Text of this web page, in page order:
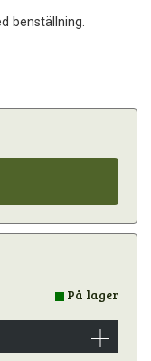
benställning.
På lager